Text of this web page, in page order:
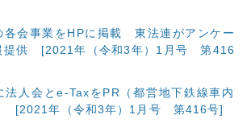
各会事業をHPに掲載 東法連がアンケー
提供
[2021年（令和3年）1月号 第416
法人会とe-TaxをPR（都営地下鉄線車内
[2021年（令和3年）1月号 第416号]